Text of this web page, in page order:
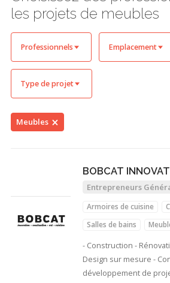
les projets de meubles
Professionnels Emplacement
Type de projet
Meubles
BOBCAT
Entrepreneurs
Armoires de cuisine
Salles de bains
- Construction -
Design sur mesure -
développement de